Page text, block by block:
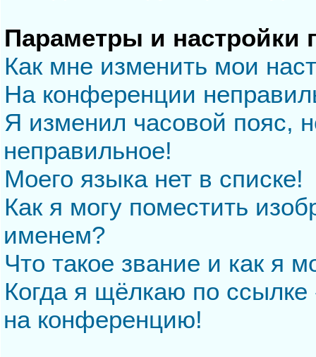
Параметры и настройки
Как мне изменить мои
На конференции
Я изменил часовой пояс,
неправильное!
Моего языка нет в списке!
Как я могу поместить
именем?
Что такое звание и как я
Когда я щёлкаю по
на конференцию!